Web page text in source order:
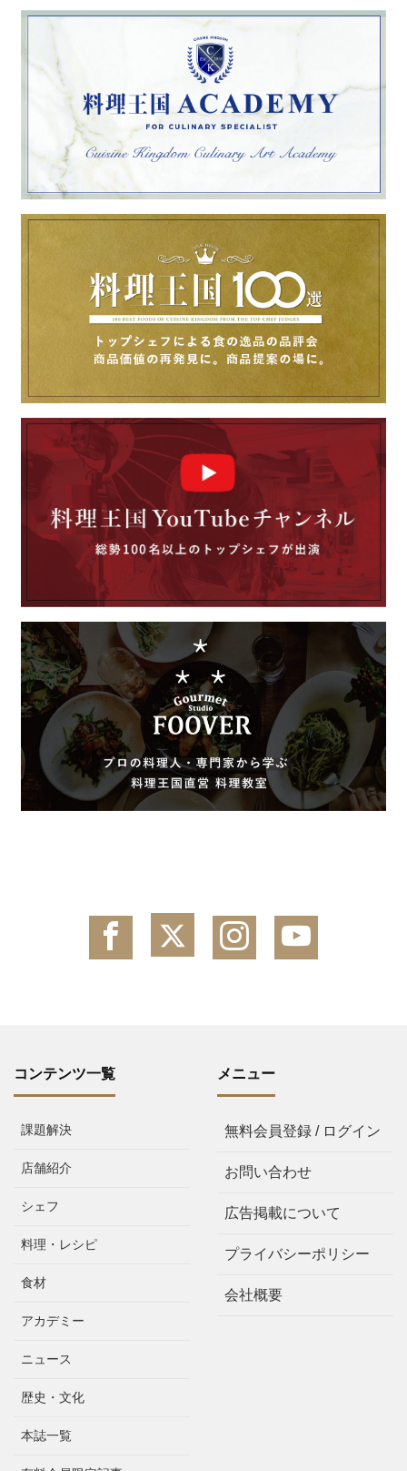
コンテンツ一覧
課題解決
店舗紹介
シェフ
料理・レシピ
食材
アカデミー
ニュース
歴史・文化
本誌一覧
メニュー
無料会員登録 / ログイン
お問い合わせ
広告掲載について
プライバシーポリシー
会社概要